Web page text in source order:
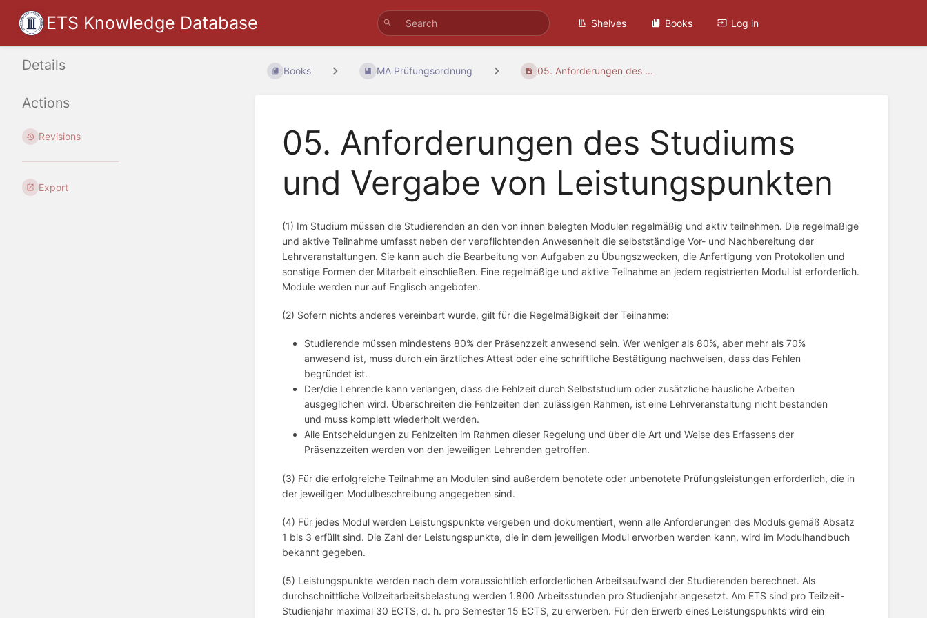
ETS Knowledge Database Shelves Books Log in
Books MA Prüfungsordnung 05. Anforderungen des ...
05. Anforderungen des Studiums
und Vergabe von Leistungspunkten
(1) Im Studium müssen die Studierenden an den von ihnen belegten Modulen regelmäßig und aktiv teilnehmen. Die regelmäßige
und aktive Teilnahme umfasst neben der verpflichtenden Anwesenheit die selbstständige Vor- und Nachbereitung der
Lehrveranstaltungen. Sie kann auch die Bearbeitung von Aufgaben zu Übungszwecken, die Anfertigung von Protokollen und
sonstige Formen der Mitarbeit einschließen. Eine regelmäßige und aktive Teilnahme an jedem registrierten Modul ist erforderlich.
Module werden nur auf Englisch angeboten.
(2) Sofern nichts anderes vereinbart wurde, gilt für die Regelmäßigkeit der Teilnahme:
Studierende müssen mindestens 80% der Präsenzzeit anwesend sein. Wer weniger als 80%, aber mehr als 70%
anwesend ist, muss durch ein ärztliches Attest oder eine schriftliche Bestätigung nachweisen, dass das Fehlen
begründet ist.
Der/die Lehrende kann verlangen, dass die Fehlzeit durch Selbststudium oder zusätzliche häusliche Arbeiten
ausgeglichen wird. Überschreiten die Fehlzeiten den zulässigen Rahmen, ist eine Lehrveranstaltung nicht bestanden
und muss komplett wiederholt werden.
Alle Entscheidungen zu Fehlzeiten im Rahmen dieser Regelung und über die Art und Weise des Erfassens der
Präsenzzeiten werden von den jeweiligen Lehrenden getroffen.
(3) Für die erfolgreiche Teilnahme an Modulen sind außerdem benotete oder unbenotete Prüfungsleistungen erforderlich, die in
der jeweiligen Modulbeschreibung angegeben sind.
(4) Für jedes Modul werden Leistungspunkte vergeben und dokumentiert, wenn alle Anforderungen des Moduls gemäß Absatz
1 bis 3 erfüllt sind. Die Zahl der Leistungspunkte, die in dem jeweiligen Modul erworben werden kann, wird im Modulhandbuch
bekannt gegeben.
(5) Leistungspunkte werden nach dem voraussichtlich erforderlichen Arbeitsaufwand der Studierenden berechnet. Als
durchschnittliche Vollzeitarbeitsbelastung werden 1.800 Arbeitsstunden pro Studienjahr angesetzt. Am ETS sind pro Teilzeit-
Studienjahr maximal 30 ECTS, d. h. pro Semester 15 ECTS, zu erwerben. Für den Erwerb eines Leistungspunkts wird ein
Details
Actions
Revisions
Export